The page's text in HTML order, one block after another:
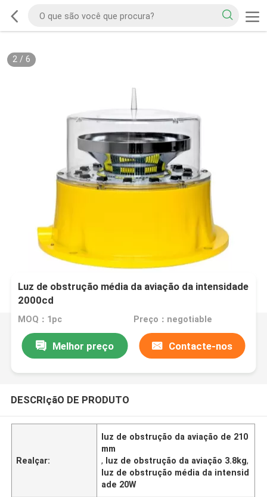
2/ 6
Luz de obstrução média da aviação da intensidade
2000cd
MOQ：1pc Preço：negotiable
Melhor preço Contacte-nos
DESCRIçãO DE PRODUTO
Realçar:
luz de obstrução da aviação de 210
mm
, luz de obstrução da aviação 3.8kg,
luz de obstrução média da intensid
ade 20W